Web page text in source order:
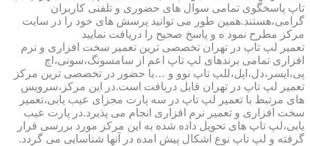
تاپ پاسخگوی تمامی سوال های حضوری و تلفنی کاربران
گرامی،هستند.همین طور می توانید پرسش های خود را در سایت
مرکز مطرح نمود ه و پاسخ صحیح را دریافت نمایید
تعمیر لپ تاپ در تهران تخصصی ترین تعمیر سخت افزاری و نرم
افزاری تمامی برندهای لپ تاپ اعم از سامسونگ،سونی،اچ
پی،ایسر،دل،اپل،للپ تاپ نوو و …با حضور در تخصصی ترین مرکز
تعمیر لپ تاپ در تهران قابل دریافت است.در این مرکز،سرویس
های مرتبط با تعمیر لپ تاپ در سه پارت مجزای عیب یابی،تعمیر
سخت افزاری و تعمیر نرم افزاری انجام می پذیرد.در پارت عیب
یابی،لپ تاپ های تحویل داده شده به این مرکز مورد بررسی قرار
گرفته و لپ تاپ نوع اشکال پیش امده در آنها شناسایی می گردد.